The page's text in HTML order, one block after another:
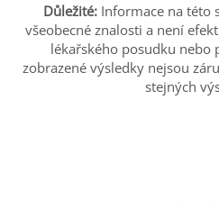
Důležité: Informace na této
všeobecné znalosti a není
lékařského posudku nebo
zobrazené výsledky nejsou
stejných